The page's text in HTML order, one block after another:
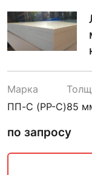
Марка
ПП-С (PP-C)85
по запросу